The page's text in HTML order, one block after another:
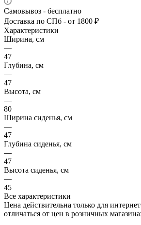
Самовывоз - бесплатно
Доставка по СПб - от 1800 ₽
Характеристики
Ширина, см
—
47
Глубина, см
—
47
Высота, см
—
80
Ширина сиденья, см
—
47
Глубина сиденья, см
—
47
Высота сиденья, см
—
45
Все характеристики
Цена действительна только для
отличаться от цен в розничных